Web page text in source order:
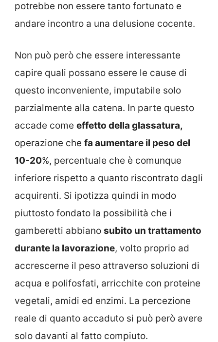
potrebbe non essere tanto fortunato e
andare incontro a una delusione cocente.
Non può però che essere interessante
capire quali possano essere le cause di
questo inconveniente, imputabile solo
parzialmente alla catena. In parte questo
accade come effetto della glassatura,
operazione che fa aumentare il peso del
10-20%, percentuale che è comunque
inferiore rispetto a quanto riscontrato dagli
acquirenti. Si ipotizza quindi in modo
piuttosto fondato la possibilità che i
gamberetti abbiano subito un trattamento
durante la lavorazione, volto proprio ad
accrescerne il peso attraverso soluzioni di
acqua e polifosfati, arricchite con proteine
vegetali, amidi ed enzimi. La percezione
reale di quanto accaduto si può però avere
solo davanti al fatto compiuto.